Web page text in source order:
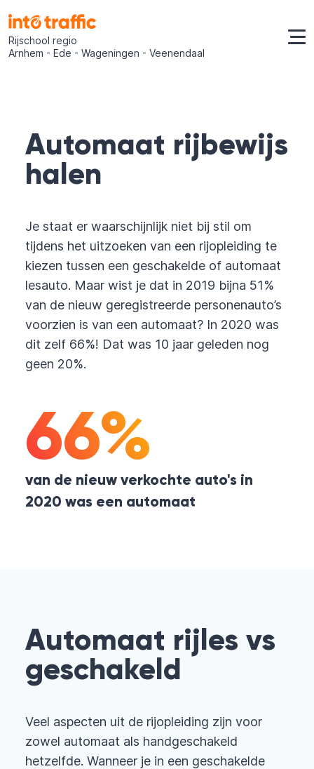
Rijschool regio
Arnhem - Ede - Wageningen - Veenendaal
Automaat rijbewijs
halen
Je staat er waarschijnlijk niet bij stil om
tijdens het uitzoeken van een rijopleiding te
kiezen tussen een geschakelde of automaat
lesauto. Maar wist je dat in 2019 bijna 51%
van de nieuw geregistreerde personenauto’s
voorzien is van een automaat? In 2020 was
dit zelf 66%! Dat was 10 jaar geleden nog
geen 20%.
66%
van de nieuw verkochte auto's in
2020 was een automaat
Automaat rijles vs
geschakeld
Veel aspecten uit de rijopleiding zijn voor
zowel automaat als handgeschakeld
hetzelfde. Wanneer je in een geschakelde